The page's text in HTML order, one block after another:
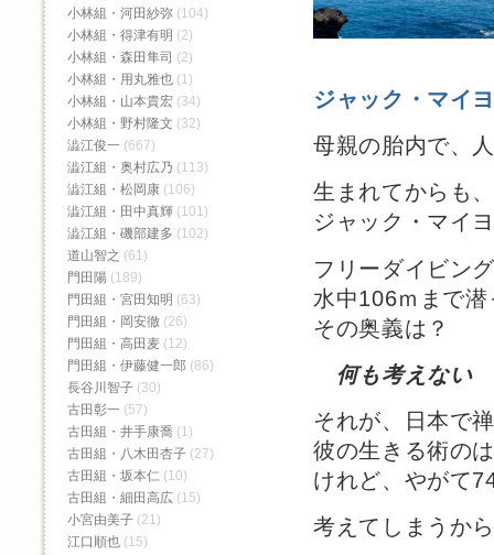
ジャック・マイ
母親の胎内で、
生まれてからも
ジャック・マイ
フリーダイビン
水中106ｍまで
その奥義は？
何も考えない
それが、日本で
彼の生きる術の
けれど、やがて
考えてしまうか
小林組・河田紗弥 (104)
小林組・得津有明 (2)
小林組・森田隼司 (2)
小林組・用丸雅也 (1)
小林組・山本貴宏 (34)
小林組・野村隆文 (32)
澁江俊一 (667)
澁江組・奥村広乃 (113)
澁江組・松岡康 (106)
澁江組・田中真輝 (101)
澁江組・磯部建多 (102)
道山智之 (61)
門田陽 (189)
門田組・宮田知明 (63)
門田組・岡安徹 (26)
門田組・高田麦 (12)
門田組・伊藤健一郎 (86)
長谷川智子 (30)
古田彰一 (57)
古田組・井手康喬 (1)
古田組・八木田杏子 (27)
古田組・坂本仁 (10)
古田組・細田高広 (15)
小宮由美子 (21)
江口順也 (15)